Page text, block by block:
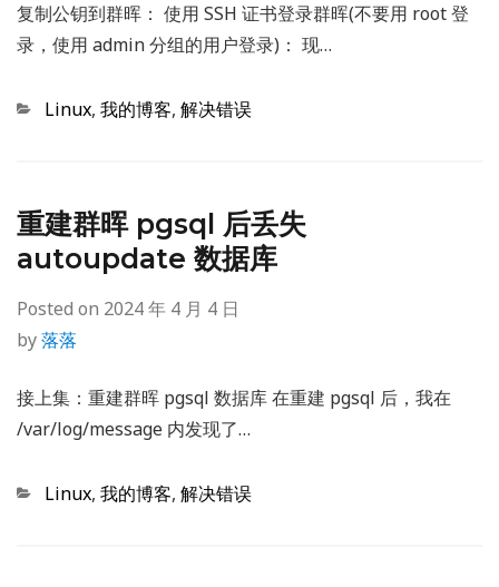
复制公钥到群晖： 使用 SSH 证书登录群晖(不要用 root 登
录，使用 admin 分组的用户登录)： 现…
Categories
Linux, 我的博客, 解决错误
重建群晖 pgsql 后丢失
autoupdate 数据库
Posted on 2024 年 4 月 4 日
by落落
接上集：重建群晖 pgsql 数据库 在重建 pgsql 后，我在
/var/log/message 内发现了…
Categories
Linux, 我的博客, 解决错误